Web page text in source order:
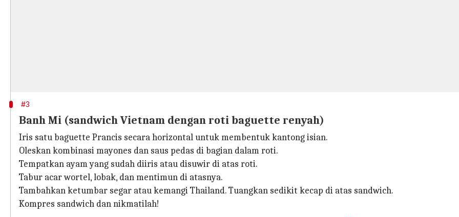
#3
Banh Mi (sandwich Vietnam dengan roti baguette renyah)
Iris satu baguette Prancis secara horizontal untuk membentuk kantong isian.
Oleskan kombinasi mayones dan saus pedas di bagian dalam roti.
Tempatkan ayam yang sudah diiris atau disuwir di atas roti.
Tabur acar wortel, lobak, dan mentimun di atasnya.
Tambahkan ketumbar segar atau kemangi Thailand. Tuangkan sedikit kecap di atas sandwich.
Kompres sandwich dan nikmatilah!